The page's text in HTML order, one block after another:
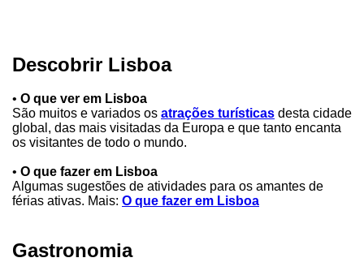
Descobrir Lisboa
• O que ver em Lisboa
São muitos e variados os atrações turísticas desta cidade
global, das mais visitadas da Europa e que tanto encanta
os visitantes de todo o mundo.
• O que fazer em Lisboa
Algumas sugestões de atividades para os amantes de
férias ativas. Mais: O que fazer em Lisboa
Gastronomia